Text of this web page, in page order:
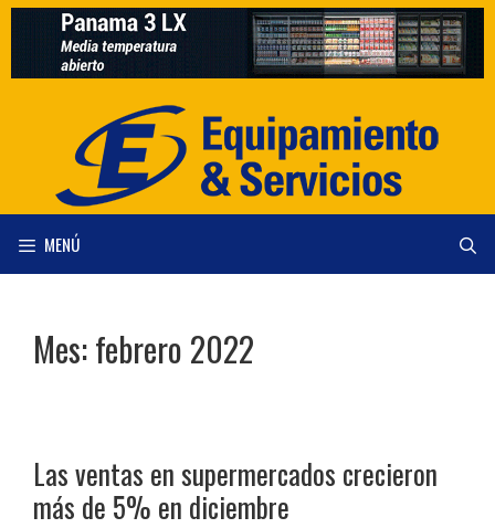
Saltar
contenido
MENÚ
Mes:febrero 2022
Las ventas en supermercados crecieron
más de 5% en diciembre